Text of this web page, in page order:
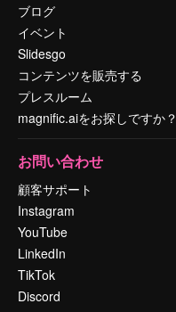
ブログ
イベント
Slidesgo
コンテンツを販売する
プレスルーム
magnific.aiをお探しですか？
お問い合わせ
顧客サポート
Instagram
YouTube
LinkedIn
TikTok
Discord